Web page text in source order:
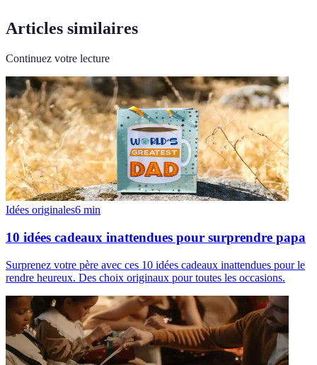
Articles similaires
Continuez votre lecture
Idées originales6 min
10 idées cadeaux inattendues pour surprendre papa
Surprenez votre père avec ces 10 idées cadeaux inattendues pour le
rendre heureux. Des choix originaux pour toutes les occasions.